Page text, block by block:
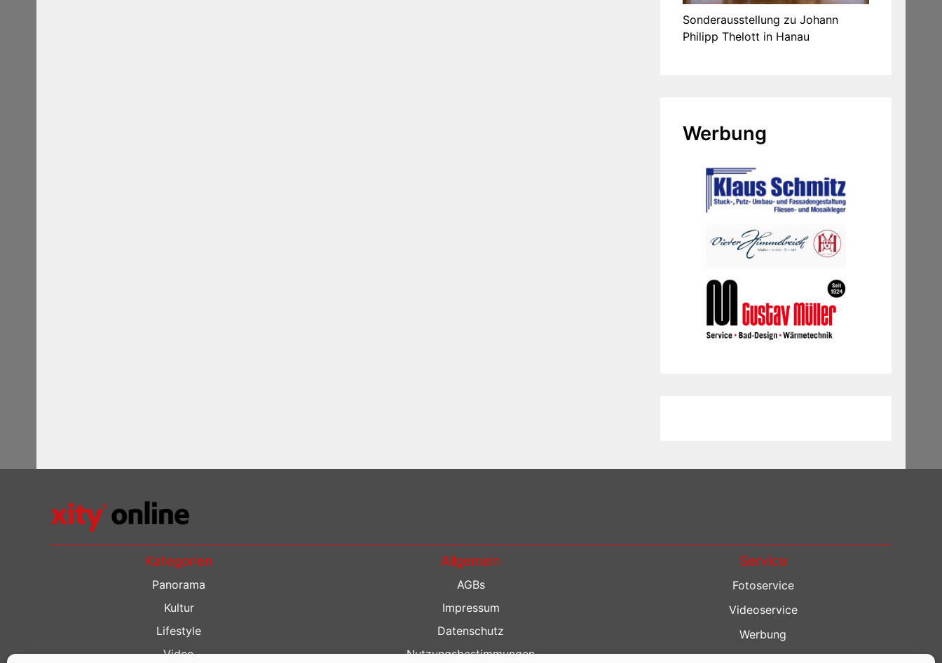
Sonderausstellung zu Johann
Philipp Thelott in Hanau
Werbung
Kategorien
Panorama
Kultur
Lifestyle
Video
Allgemein
AGBs
Impressum
Datenschutz
Nutzungsbestimmungen
Service
Fotoservice
Videoservice
Werbung